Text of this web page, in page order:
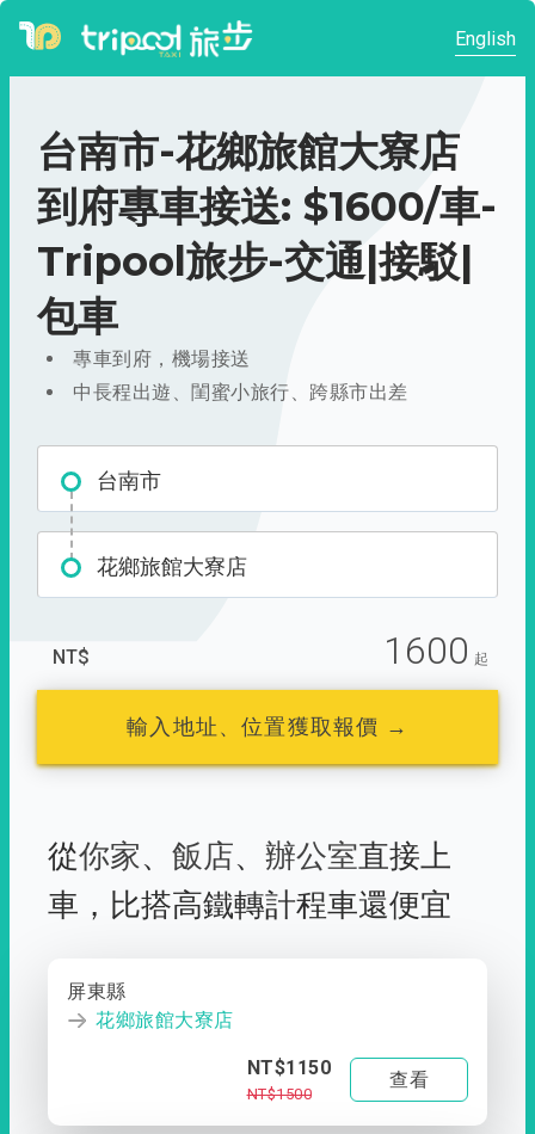
English
台南市-花鄉旅館大寮店
到府專車接送: $1600/車-
Tripool旅步-交通|接駁|
包車
專車到府，機場接送
中長程出遊、閨蜜小旅行、跨縣市出差
台南市
花鄉旅館大寮店
NT$ 1600 起
輸入地址、位置獲取報價 →
從你家、 飯店、 辦公室直接上
車， 比搭高鐵轉計程車還便宜
屏東縣
花鄉旅館大寮店
NT$1150
NT$1500
查看